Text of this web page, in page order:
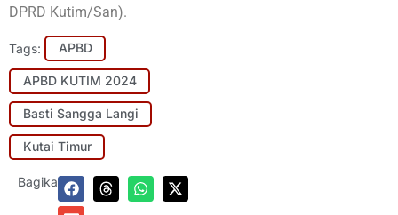
DPRD Kutim/San).
Tags: APBD
APBD KUTIM 2024
Basti Sangga Langi
Kutai Timur
Bagikan: